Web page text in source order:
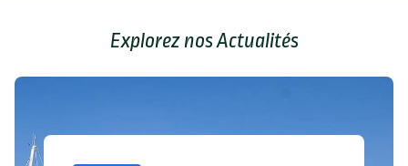
Explorez nos Actualités